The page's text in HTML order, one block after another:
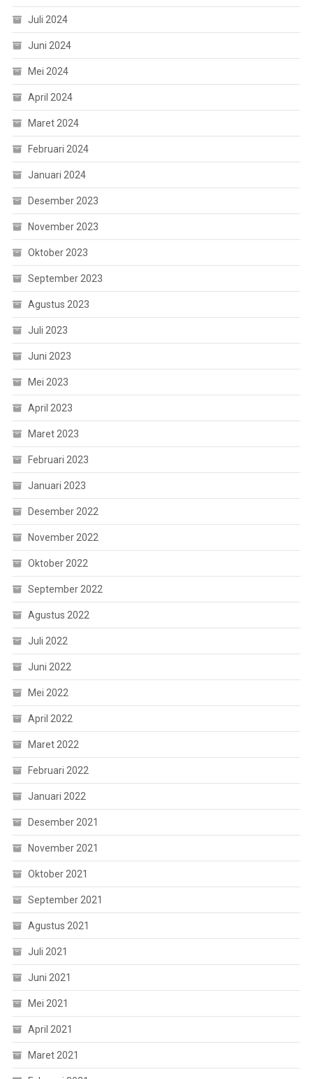
Juli 2024
Juni 2024
Mei 2024
April 2024
Maret 2024
Februari 2024
Januari 2024
Desember 2023
November 2023
Oktober 2023
September 2023
Agustus 2023
Juli 2023
Juni 2023
Mei 2023
April 2023
Maret 2023
Februari 2023
Januari 2023
Desember 2022
November 2022
Oktober 2022
September 2022
Agustus 2022
Juli 2022
Juni 2022
Mei 2022
April 2022
Maret 2022
Februari 2022
Januari 2022
Desember 2021
November 2021
Oktober 2021
September 2021
Agustus 2021
Juli 2021
Juni 2021
Mei 2021
April 2021
Maret 2021